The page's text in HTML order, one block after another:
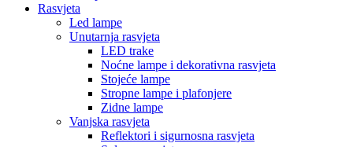
Rasvjeta
Led lampe
Unutarnja rasvjeta
LED trake
Noćne lampe i dekorativna rasvjeta
Stojeće lampe
Stropne lampe i plafonjere
Zidne lampe
Vanjska rasvjeta
Reflektori i sigurnosna rasvjeta